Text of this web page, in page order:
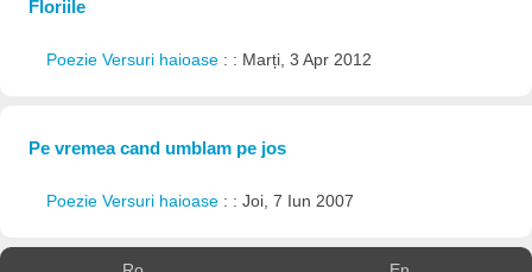
Floriile
Poezie Versuri haioase : : Marți, 3 Apr 2012
Pe vremea cand umblam pe jos
Poezie Versuri haioase : : Joi, 7 Iun 2007